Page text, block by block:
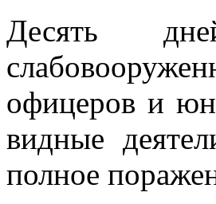
Десять
офицеров и
видные
полное